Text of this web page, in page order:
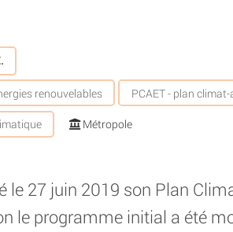
renouvelables PCAET - plan
Métropole
le 27 juin 2019 son Plan
le programme initial a été